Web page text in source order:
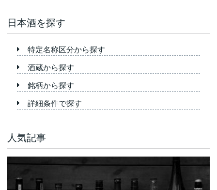
日本酒を探す
特定名称区分から探す
酒蔵から探す
銘柄から探す
詳細条件で探す
人気記事